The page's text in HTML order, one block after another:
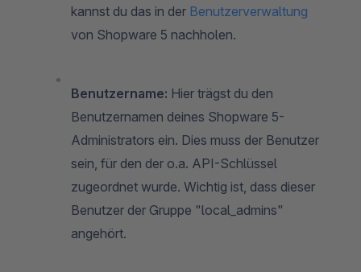
kannst du das in der Benutzerverwaltung
von Shopware 5 nachholen.
Benutzername: Hier trägst du den
Benutzernamen deines Shopware 5-
Administrators ein. Dies muss der Benutzer
sein, für den der o.a. API-Schlüssel
zugeordnet wurde. Wichtig ist, dass dieser
Benutzer der Gruppe "local_admins"
angehört.